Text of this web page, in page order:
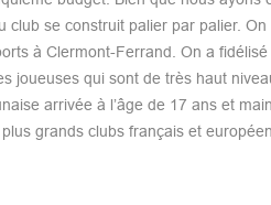
club se construit palier par palier.
à Clermont-Ferrand. On a
joueuses qui sont de très haut
arrivée à l’âge de 17 ans et
grands clubs français et